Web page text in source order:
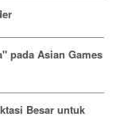
pada Asian Games
Besar untuk